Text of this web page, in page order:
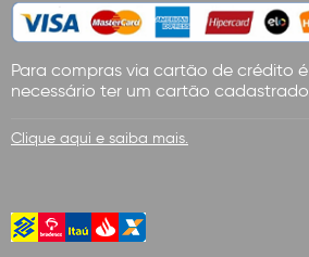
Para compras via cartão de crédito é
necessário ter um cartão cadastrado.
Clique aqui e saiba mais.